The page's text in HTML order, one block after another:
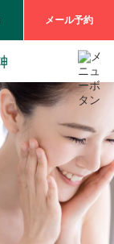
メール予約